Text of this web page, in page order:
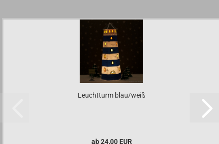
Leuchtturm blau/weiß
ab 24,00 EUR